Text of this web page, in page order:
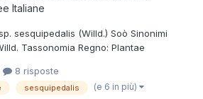
Italiane
sesquipedalis (Willd.) Soò Sinonimi
Tassonomia Regno: Plantae
italiano Orchidea sesquipedale.
deriva dal greco dactylos=di...
8 risposte
sesquipedalis (e 6 in più)